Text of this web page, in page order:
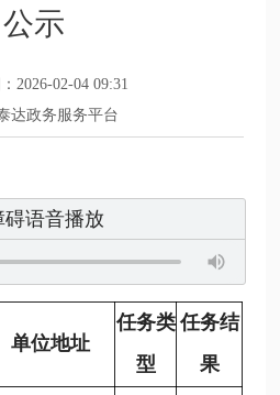
公示
2026-02-04 09:31
达政务服务平台
碍语音播放
单位地址
任务类
型
任务结
果